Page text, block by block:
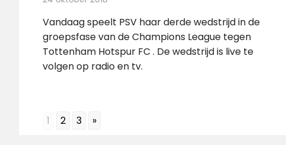
Vandaag speelt PSV haar derde wedstrijd in de
groepsfase van de Champions League tegen
Tottenham Hotspur FC . De wedstrijd is live te
volgen op radio en tv.
1 2 3 »